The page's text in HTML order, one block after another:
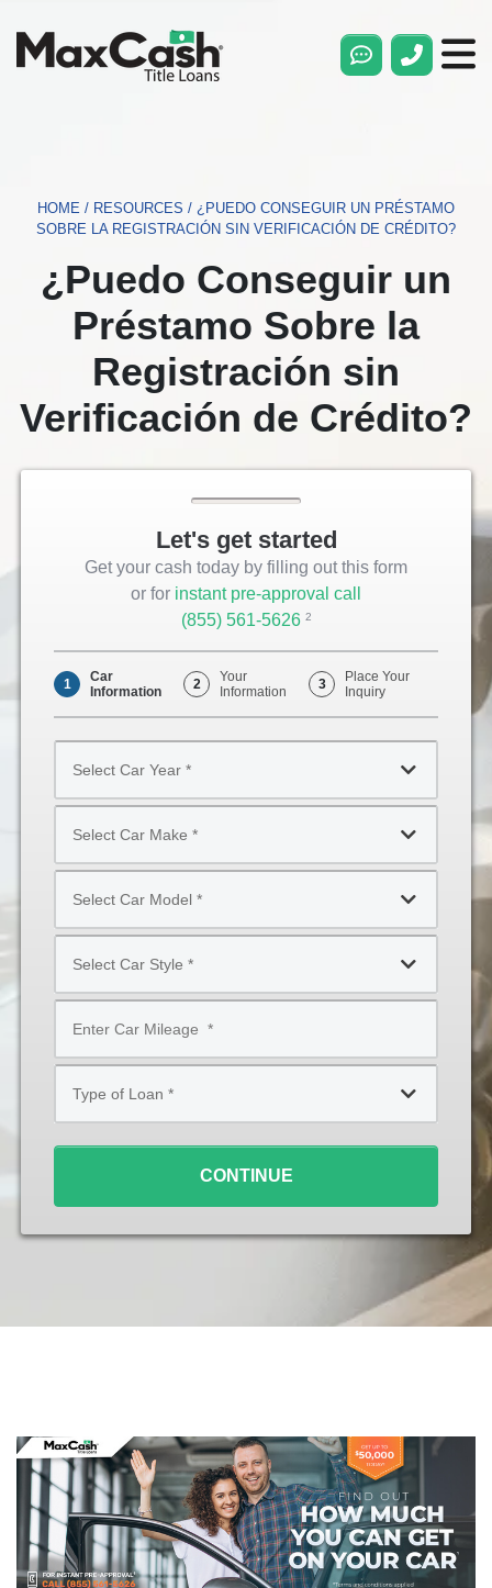
HOME / RESOURCES / ¿PUEDO CONSEGUIR UN PRÉSTAMO
SOBRE LA REGISTRACIÓN SIN VERIFICACIÓN DE CRÉDITO?
¿Puedo Conseguir un
Préstamo Sobre la
Registración sin
Verificación de Crédito?
Let's get started
Get your cash today by filling out this form
or for instant pre-approval call
(855) 561-5626 Opens
Phone
2
1
Car
Information
2
Your
Information
3
Place Your
Inquiry
Car
Year
Car
Make
Car
Model
Car
Style
Loan
CONTINUE